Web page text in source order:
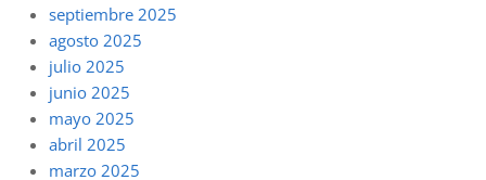
septiembre 2025
agosto 2025
julio 2025
junio 2025
mayo 2025
abril 2025
marzo 2025